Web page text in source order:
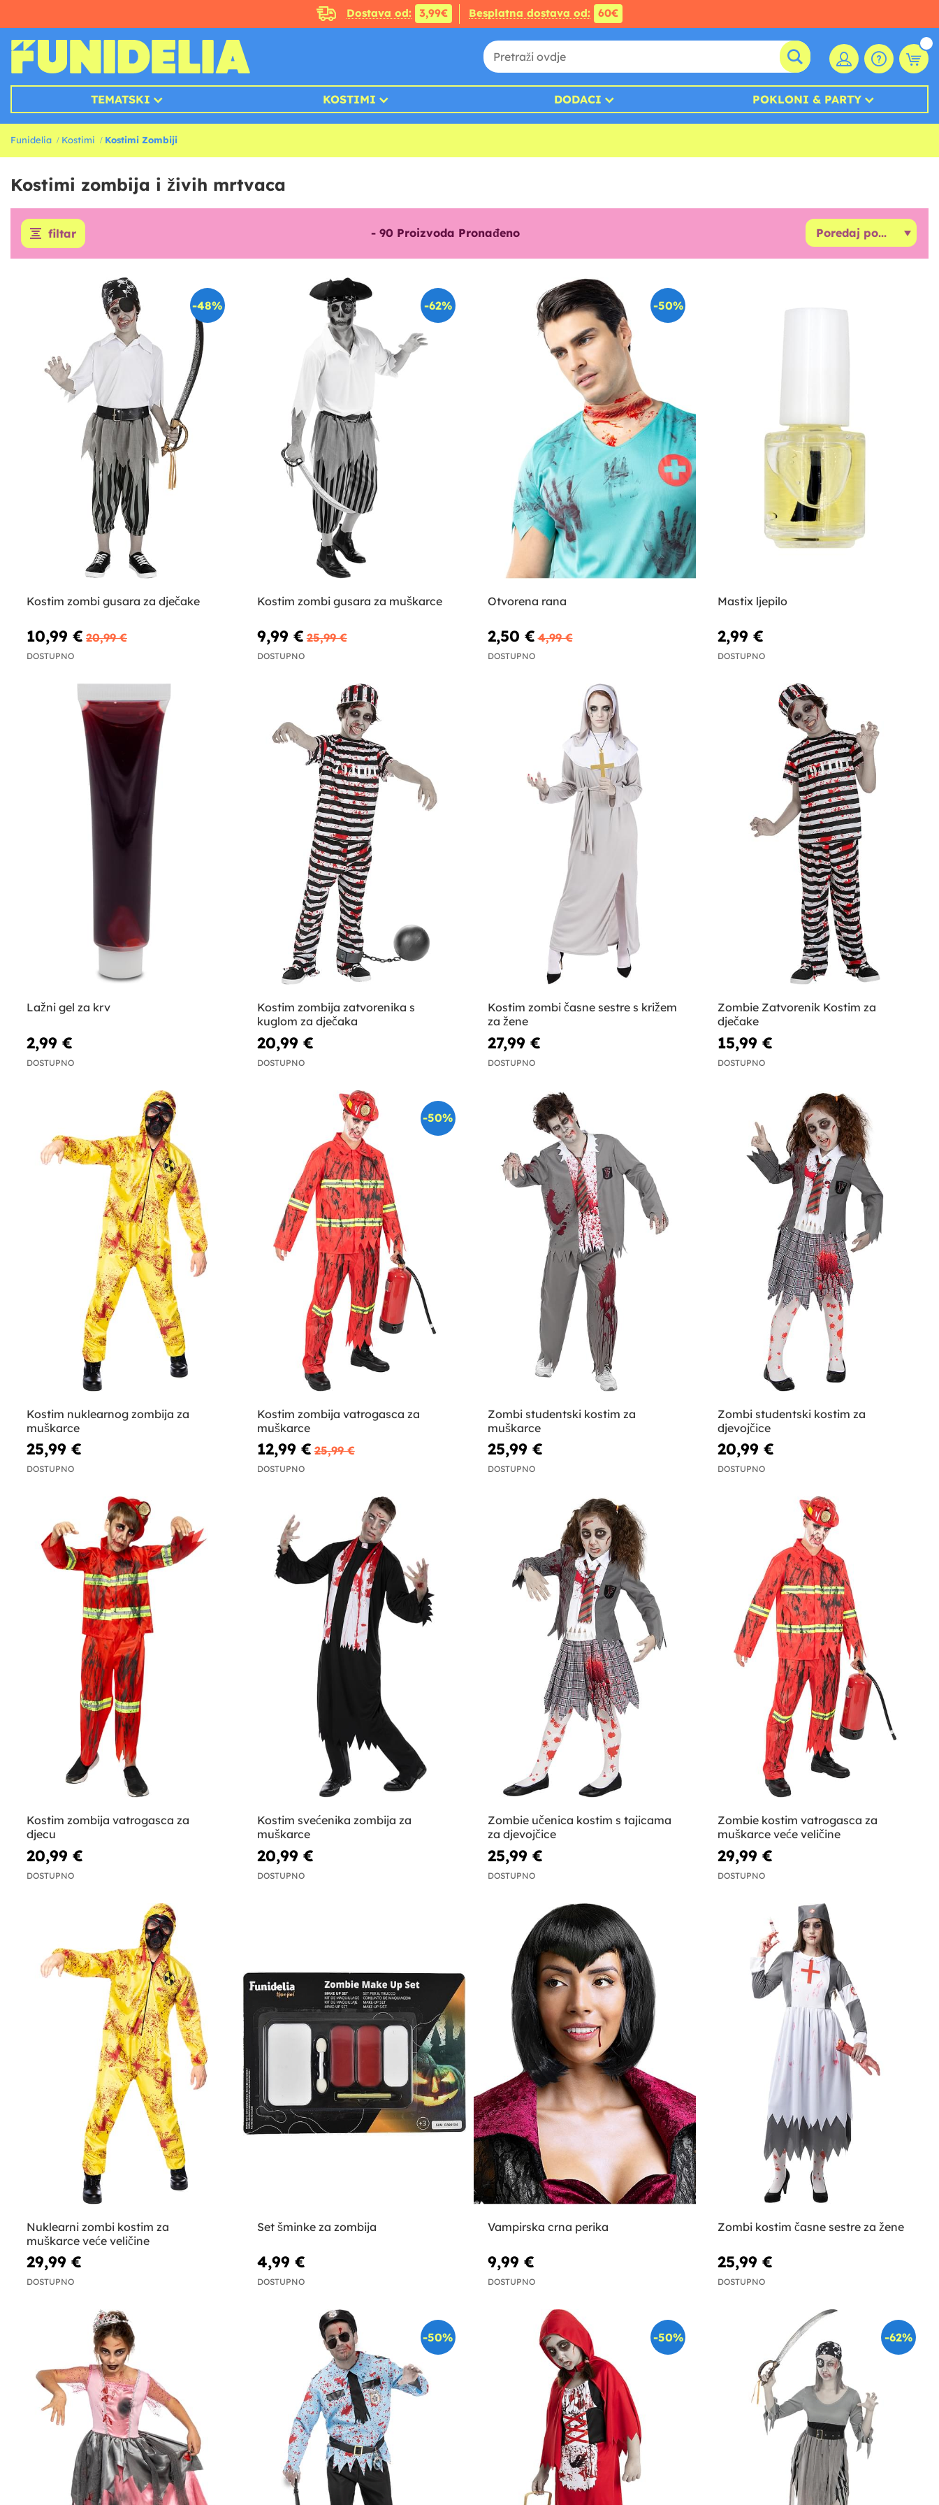
Dostava od: 3,99€ Besplatna dostava od: 60€
TEMATSKI KOSTIMI DODACI POKLONI & PARTY
Funidelia Kostimi Kostimi Zombiji
Kostimi zombija i živih mrtvaca
filtar - 90 Proizvoda Pronađeno
-48%
Kostim zombi gusara za dječake
10,99 € 20,99 €
DOSTUPNO
-62%
Kostim zombi gusara za muškarce
9,99 € 25,99 €
DOSTUPNO
-50%
Otvorena rana
2,50 € 4,99 €
DOSTUPNO
Mastix ljepilo
2,99 €
DOSTUPNO
Lažni gel za krv
2,99 €
DOSTUPNO
Kostim zombija zatvorenika s
kuglom za dječaka
20,99 €
DOSTUPNO
Kostim zombi časne sestre s križem
za žene
27,99 €
DOSTUPNO
Zombie Zatvorenik Kostim za
dječake
15,99 €
DOSTUPNO
Kostim nuklearnog zombija za
muškarce
25,99 €
DOSTUPNO
-50%
Kostim zombija vatrogasca za
muškarce
12,99 € 25,99 €
DOSTUPNO
Zombi studentski kostim za
muškarce
25,99 €
DOSTUPNO
Zombi studentski kostim za
djevojčice
20,99 €
DOSTUPNO
Kostim zombija vatrogasca za
djecu
20,99 €
DOSTUPNO
Kostim svećenika zombija za
muškarce
20,99 €
DOSTUPNO
Zombie učenica kostim s tajicama
za djevojčice
25,99 €
DOSTUPNO
Zombie kostim vatrogasca za
muškarce veće veličine
29,99 €
DOSTUPNO
Nuklearni zombi kostim za
muškarce veće veličine
29,99 €
DOSTUPNO
Set šminke za zombija
4,99 €
DOSTUPNO
Vampirska crna perika
9,99 €
DOSTUPNO
Zombi kostim časne sestre za žene
25,99 €
DOSTUPNO
-50% -50% -62%